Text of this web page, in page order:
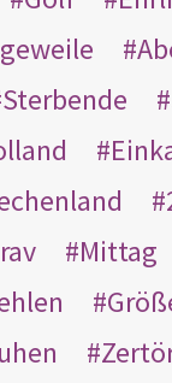
Sterbende
Mittag